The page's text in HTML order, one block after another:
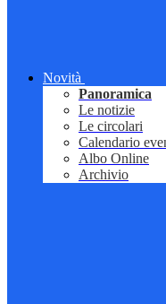
Novità
Panoramica
Le notizie
Le circolari
Calendario
Albo Online
Archivio